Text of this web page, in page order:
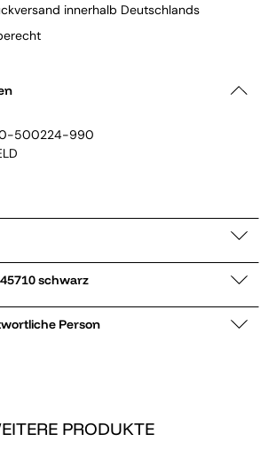
innerhalb Deutschlands
500224-990
zu Poloshirt 745710 schwarz
Person
PRODUKTE